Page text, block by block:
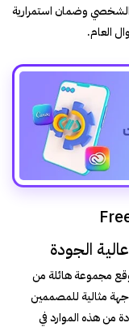
وضمان استمرارية
العام.
الجودة
مجموعة هائلة من
مثالية للمصممين
من هذه الموارد في